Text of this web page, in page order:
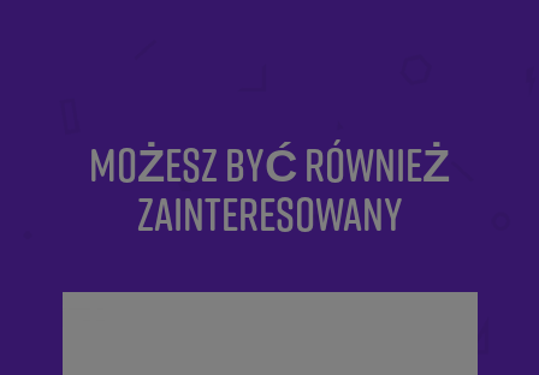
MOŻESZ BYĆ RÓWNIEŻ
ZAINTERESOWANY